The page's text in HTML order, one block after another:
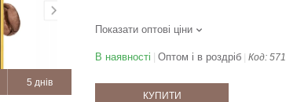
5 днів
Показати оптові ціни
В наявності Оптом і в роздріб Код: 571
КУПИТИ